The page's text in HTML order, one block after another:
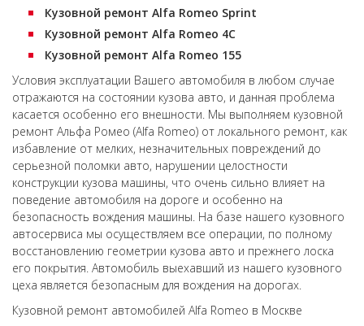
Кузовной ремонт Alfa Romeo Sprint
Кузовной ремонт Alfa Romeo 4C
Кузовной ремонт Alfa Romeo 155
Условия эксплуатации Вашего автомобиля в любом случае
отражаются на состоянии кузова авто, и данная проблема
касается особенно его внешности. Мы выполняем кузовной
ремонт Альфа Ромео (Alfa Romeo) от локального ремонт, как
избавление от мелких, незначительных повреждений до
серьезной поломки авто, нарушении целостности
конструкции кузова машины, что очень сильно влияет на
поведение автомобиля на дороге и особенно на
безопасность вождения машины. На базе нашего кузовного
автосервиса мы осуществляем все операции, по полному
восстановлению геометрии кузова авто и прежнего лоска
его покрытия. Автомобиль выехавший из нашего кузовного
цеха является безопасным для вождения на дорогах.
Кузовной ремонт автомобилей Alfa Romeo в Москве